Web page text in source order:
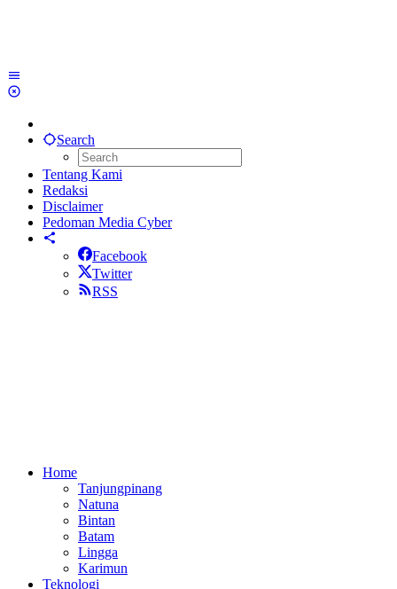
Search
Tentang Kami
Redaksi
Disclaimer
Pedoman Media Cyber
Facebook
Twitter
RSS
Home
Tanjungpinang
Natuna
Bintan
Batam
Lingga
Karimun
Teknologi